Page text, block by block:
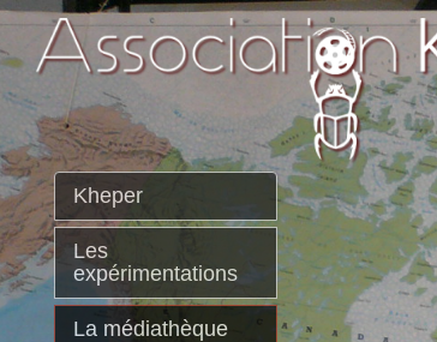
Kheper
Les
expérimentations
La médiathèque